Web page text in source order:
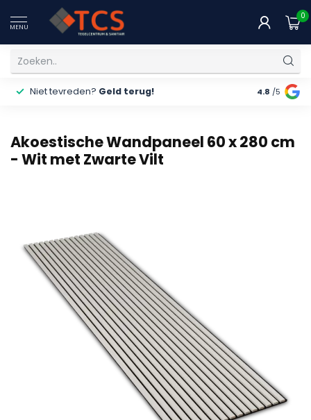
MENU
0
Niet tevreden? Geld terug! Gratis
4.8 /5
Akoestische Wandpaneel 60 x 280 cm
- Wit met Zwarte Vilt